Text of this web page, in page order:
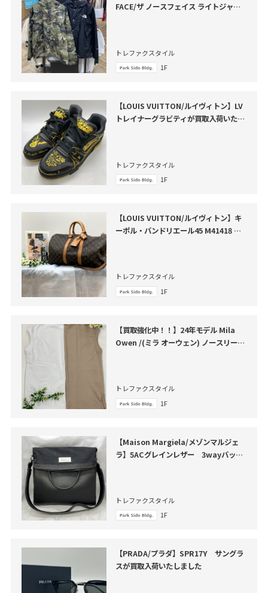
FACE/ザ ノースフェイス ライトジャケ
トレファクスタイル
1F
【LOUIS VUITTON/ルイヴィトン】LV
トレイナーグラビティが買取入荷いたし
トレファクスタイル
1F
【LOUIS VUITTON/ルイヴィトン】キ
ーポル・バンドリエール45 M41418 が
トレファクスタイル
1F
【買取強化中！！】24年モデル Mila
Owen /(ミラ オーウェン) ノースリーブ
トレファクスタイル
1F
【Maison Margiela/メゾンマルジェ
ラ】5ACグレインレザー 3wayバッグ
トレファクスタイル
1F
【PRADA/プラダ】SPR17Y サングラ
スが買取入荷いたしました